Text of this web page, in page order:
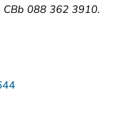
088 362 3910.
- U verlaat